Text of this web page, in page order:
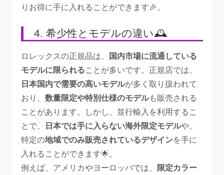
りお得に手に入れることができます🎉。
4. 希少性とモデルの違い🕰️
ロレックスの正規品は、
国内市場に流通している
モデルに限られることが多いです。正規店では、
日本国内で需要の高いモデルが多く取り扱われて
おり、数量限定や特別仕様のモデルも販売される
ことがあります。しかし、並行輸入を利用するこ
とで、
日本では手に入らない海外限定モデルや、
特定の地域でのみ販売されているデザインを手に
入れることができます🌟。
例えば、アメリカやヨーロッパでは、 限定カラー